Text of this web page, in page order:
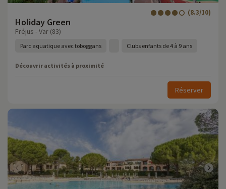
Holiday Green
(8.3/10)
Fréjus - Var (83)
Parc aquatique avec toboggans Clubs enfants de 4 à 9 ans
Découvrir activités à proximité
Réserver